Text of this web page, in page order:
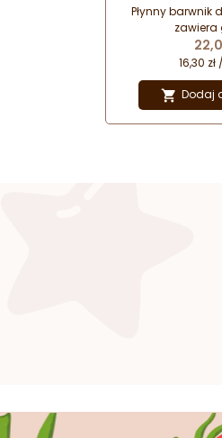
Płynny barwnik
zawiera
Cena
16,30
 Dodaj